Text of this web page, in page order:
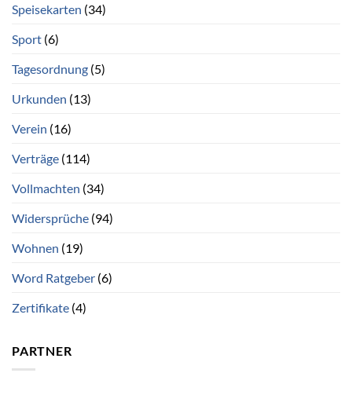
Speisekarten (34)
Sport (6)
Tagesordnung (5)
Urkunden (13)
Verein (16)
Verträge (114)
Vollmachten (34)
Widersprüche (94)
Wohnen (19)
Word Ratgeber (6)
Zertifikate (4)
PARTNER